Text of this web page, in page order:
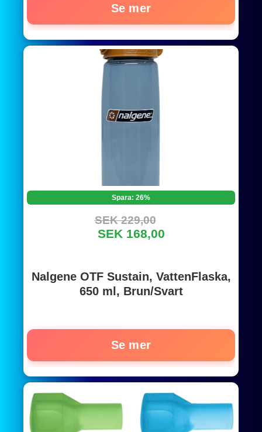
Se mer
Spara: 26%
SEK 229,00
SEK 168,00
Nalgene OTF Sustain, VattenFlaska,
650 ml, Brun/Svart
Se mer